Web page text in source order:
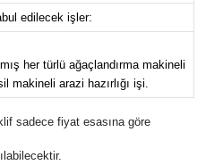
edilecek işler:
her türlü ağaçlandırma makineli
makineli arazi hazırlığı işi.
sadece fiyat esasına göre